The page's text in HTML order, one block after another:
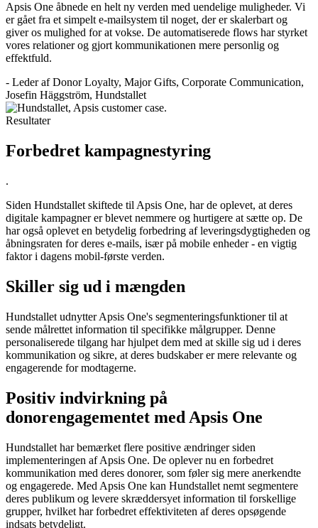
Apsis One åbnede en helt ny verden med uendelige muligheder. Vi
er gået fra et simpelt e-mailsystem til noget, der er skalerbart og
giver os mulighed for at vokse. De automatiserede flows har styrket
vores relationer og gjort kommunikationen mere personlig og
effektfuld.
- Leder af Donor Loyalty, Major Gifts, Corporate Communication,
Josefin Häggström, Hundstallet
Resultater
Forbedret kampagnestyring
.
Siden Hundstallet skiftede til Apsis One, har de oplevet, at deres
digitale kampagner er blevet nemmere og hurtigere at sætte op. De
har også oplevet en betydelig forbedring af leveringsdygtigheden og
åbningsraten for deres e-mails, især på mobile enheder - en vigtig
faktor i dagens mobil-første verden.
Skiller sig ud i mængden
Hundstallet udnytter Apsis One's segmenteringsfunktioner til at
sende målrettet information til specifikke målgrupper. Denne
personaliserede tilgang har hjulpet dem med at skille sig ud i deres
kommunikation og sikre, at deres budskaber er mere relevante og
engagerende for modtagerne.
Positiv indvirkning på
donorengagementet med Apsis One
Hundstallet har bemærket flere positive ændringer siden
implementeringen af Apsis One. De oplever nu en forbedret
kommunikation med deres donorer, som føler sig mere anerkendte
og engagerede. Med Apsis One kan Hundstallet nemt segmentere
deres publikum og levere skræddersyet information til forskellige
grupper, hvilket har forbedret effektiviteten af deres opsøgende
indsats betydeligt.